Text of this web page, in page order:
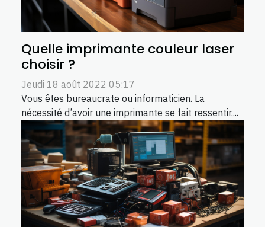
Quelle imprimante couleur laser
choisir ?
Jeudi 18 août 2022 05:17
Vous êtes bureaucrate ou informaticien. La
nécessité d’avoir une imprimante se fait ressentir....